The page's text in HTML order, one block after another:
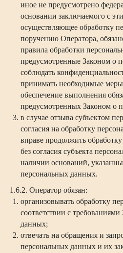
иное не предусмотрено
основании заключаемого с
осуществляющее обработку
поручению Оператора,
правила обработки
предусмотренные Законом о
соблюдать
принимать необходимые
обеспечение выполнения
предусмотренных Законом о
в случае отзыва субъектом
согласия на обработку
вправе продолжить
без согласия субъекта
наличии оснований,
персональных данных.
1.6.2. Оператор обязан:
организовывать обработку
соответствии с
данных;
отвечать на обращения и
персональных данных и их